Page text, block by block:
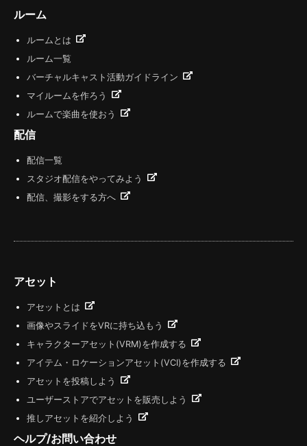
ルーム
ルームとは
ルーム一覧
バーチャルキャスト活動ガイドライン
マイルームを作ろう
ルームで楽曲を使おう
配信
配信一覧
スタジオ配信をやってみよう
配信、撮影をする方へ
アセット
アセットとは
画像やスライドをVRに持ち込もう
キャラクターアセット(VRM)を作成する
アイテム・ロケーションアセット(VCI)を作成する
アセットを投稿しよう
ユーザーストアでアセットを販売しよう
推しアセットを紹介しよう
ヘルプ/お問い合わせ